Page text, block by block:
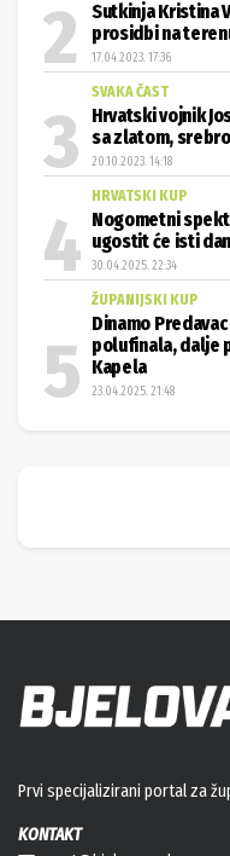
Sutkinja Kristina
prosidbi na
17.04.2023. 17:36
SVAKA ČAST
Hrvatski vojnik
sa zlatom,
20.10.2023. 14:18
HRVATSKI KUP
Nogometni
ugostit će isti
30.04.2025. 22:34
ŽUPANIJSKI KUP
Dinamo
polufinala, dalje
Kapela
23.04.2025. 21:48
Prvi specijalizirani portal za
KONTAKT